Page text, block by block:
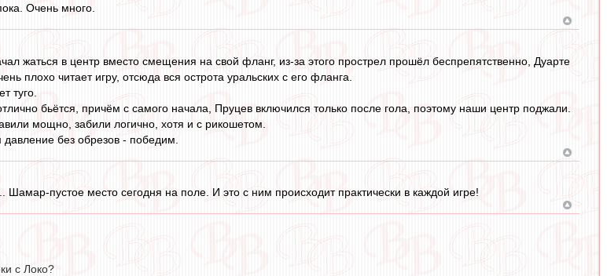
Очень много.
жаться в центр вместо смещения на свой фланг, из-за этого прострел прошёл беспрепятственно, Дуарте
плохо читает игру, отсюда вся острота уральских с его фланга.
туго.
бьётся, причём с самого начала, Пруцев включился только после гола, поэтому наши центр поджали.
мощно, забили логично, хотя и с рикошетом.
без обрезов - победим.
Шамар-пустое место сегодня на поле. И это с ним происходит практически в каждой игре!
с Локо?